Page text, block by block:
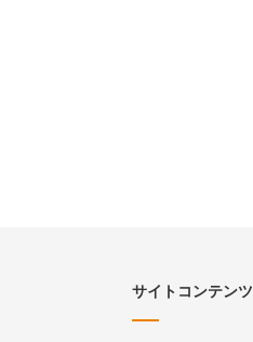
サイトコンテンツ